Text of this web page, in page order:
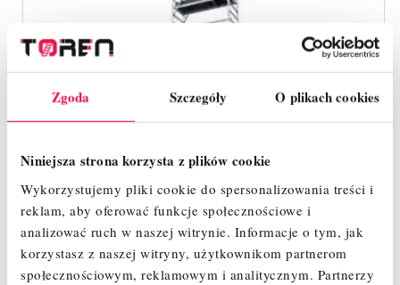
Zgoda Szczegóły O plikach cookies
Niniejsza strona korzysta z plików cookie
Wykorzystujemy pliki cookie do spersonalizowania treści i
reklam, aby oferować funkcje społecznościowe i
analizować ruch w naszej witrynie. Informacje o tym, jak
korzystasz z naszej witryny, użytkownikom partnerom
społecznościowym, reklamowym i analitycznym. Partnerzy